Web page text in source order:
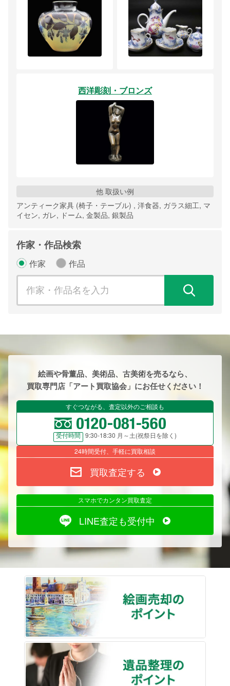
西洋彫刻・ブロンズ
他 取扱い例
アンティーク家具 (椅子・テーブル) , 洋食器, ガラス細工, マ
イセン, ガレ, ドーム, 金製品, 銀製品
作家・作品検索
作家 作品
絵画や骨董品、美術品、古美術を売るなら、
買取専門店「アート買取協会」にお任せください！
すぐつながる、査定以外のご相談も
受付時間
9:30-18:30 月～土(祝祭日を除く)
24時間受付、手軽に買取相談
買取査定する
スマホでカンタン買取査定
LINE査定も受付中